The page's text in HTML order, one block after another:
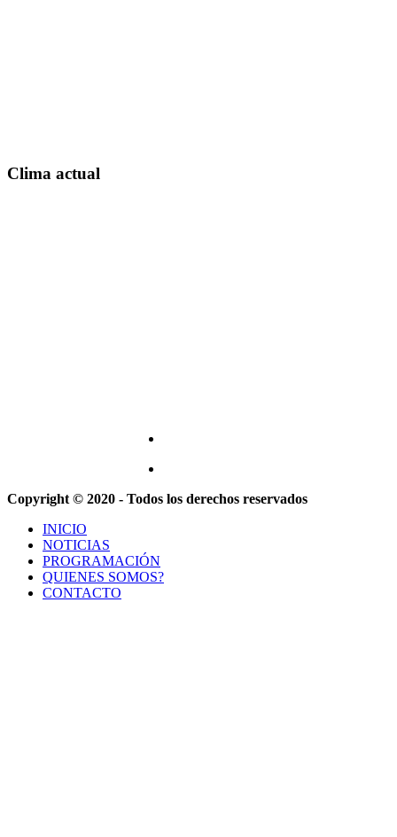
Clima actual
Copyright © 2020 - Todos los derechos reservados
INICIO
NOTICIAS
PROGRAMACIÓN
QUIENES SOMOS?
CONTACTO